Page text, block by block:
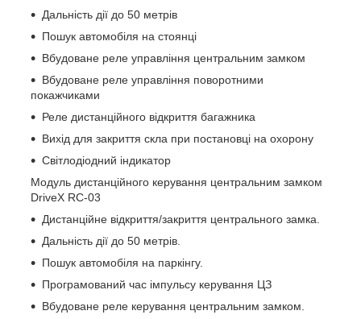
Дальність дії до 50 метрів
Пошук автомобіля на стоянці
Вбудоване реле управління центральним замком
Вбудоване реле управління поворотними
покажчиками
Реле дистанційного відкриття багажника
Вихід для закриття скла при постановці на охорону
Світлодіодний індикатор
Модуль дистанційного керування центральним замком
DriveX RC-03
Дистанційне відкриття/закриття центрального замка.
Дальність дії до 50 метрів.
Пошук автомобіля на паркінгу.
Програмований час імпульсу керування ЦЗ
Вбудоване реле керування центральним замком.